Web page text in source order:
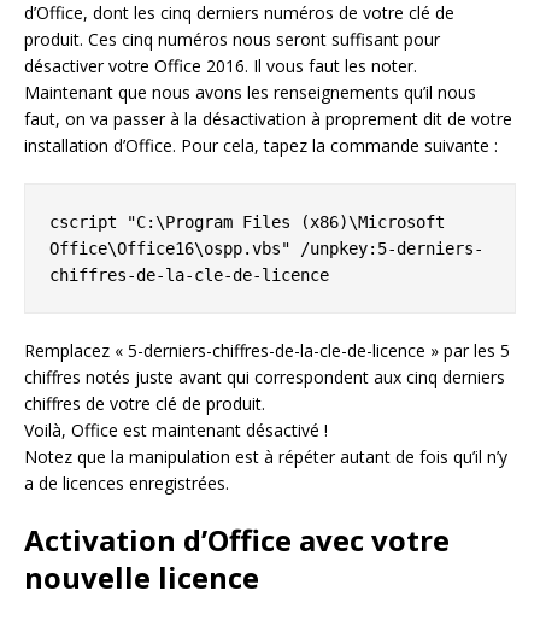
d’Office, dont les cinq derniers numéros de votre clé de
produit. Ces cinq numéros nous seront suffisant pour
désactiver votre Office 2016. Il vous faut les noter.
Maintenant que nous avons les renseignements qu’il nous
faut, on va passer à la désactivation à proprement dit de votre
installation d’Office. Pour cela, tapez la commande suivante :
cscript "C:\Program Files (x86)\Microsoft
Office\Office16\ospp.vbs" /unpkey:5-derniers-
chiffres-de-la-cle-de-licence
Remplacez « 5-derniers-chiffres-de-la-cle-de-licence » par les 5
chiffres notés juste avant qui correspondent aux cinq derniers
chiffres de votre clé de produit.
Voilà, Office est maintenant désactivé !
Notez que la manipulation est à répéter autant de fois qu’il n’y
a de licences enregistrées.
Activation d’Office avec votre
nouvelle licence